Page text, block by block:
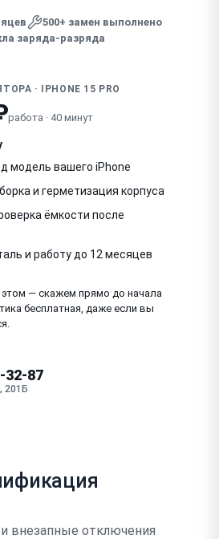
500+ замен выполнено
заряда-разряда
· IPHONE 15 PRO
работа · 40 минут
модель вашего iPhone
и герметизация корпуса
ёмкости после
и работу до 12 месяцев
этом — скажем прямо до начала
бесплатная, даже если вы
32-87
201Б
внезапные отключения